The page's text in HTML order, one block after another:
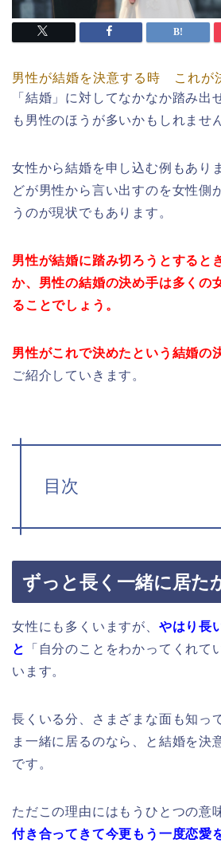
男性が結婚を決意する時 これが
「結婚」に対してなかなか踏み出
も男性のほうが多いかもしれませ
女性から結婚を申し込む例もあり
どが男性から言い出すのを女性側
うのが現状でもあります。
男性が結婚に踏み切ろうとすると
か、 男性の結婚の決め手は多くの
ることでしょう。
男性がこれで決めたという結婚の
ご紹介していきます。
目次
ずっと長く一緒に居た
女性にも多くいますが、 やはり長
と
「自分のことをわかってくれて
います。
長くいる分、さまざまな面も知っ
ま一緒に居るのなら、と結婚を決
です。
ただこの理由にはもうひとつの意
付き合ってきて今更もう一度恋愛